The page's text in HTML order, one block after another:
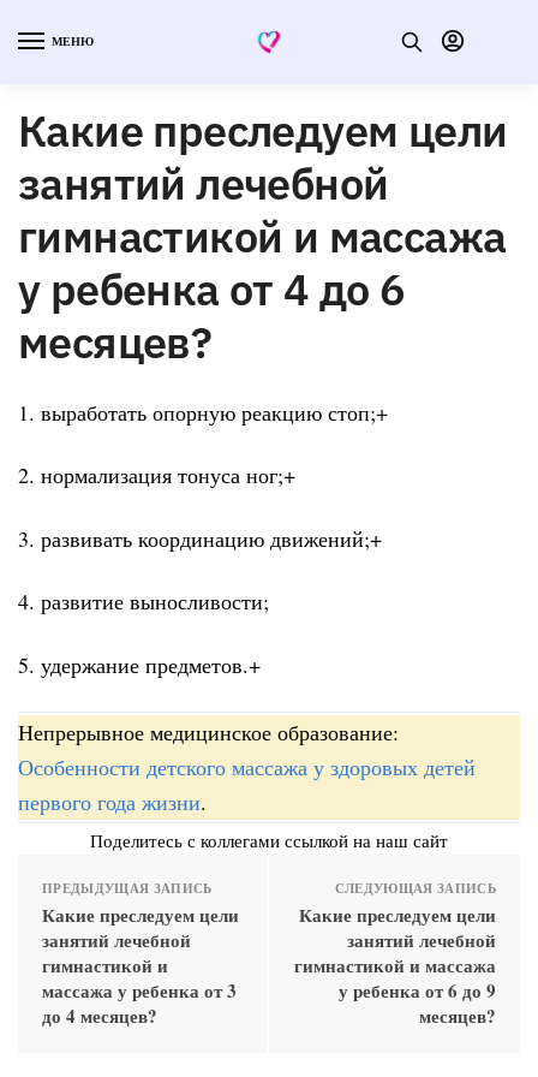
МЕНЮ
Какие преследуем цели
занятий лечебной
гимнастикой и массажа
у ребенка от 4 до 6
месяцев?
1. выработать опорную реакцию стоп;+
2. нормализация тонуса ног;+
3. развивать координацию движений;+
4. развитие выносливости;
5. удержание предметов.+
Непрерывное медицинское образование:
Особенности детского массажа у здоровых детей
первого года жизни.
Поделитесь с коллегами ссылкой на наш сайт
ПРЕДЫДУЩАЯ ЗАПИСЬ
Какие преследуем цели
занятий лечебной
гимнастикой и
массажа у ребенка от 3
до 4 месяцев?
СЛЕДУЮЩАЯ ЗАПИСЬ
Какие преследуем цели
занятий лечебной
гимнастикой и массажа
у ребенка от 6 до 9
месяцев?